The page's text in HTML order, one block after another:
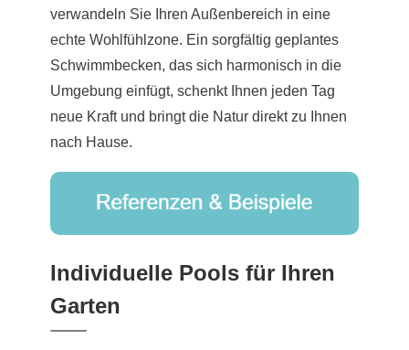
verwandeln Sie Ihren Außenbereich in eine
echte Wohlfühlzone. Ein sorgfältig geplantes
Schwimmbecken, das sich harmonisch in die
Umgebung einfügt, schenkt Ihnen jeden Tag
neue Kraft und bringt die Natur direkt zu Ihnen
nach Hause.
Individuelle Pools für Ihren
Garten